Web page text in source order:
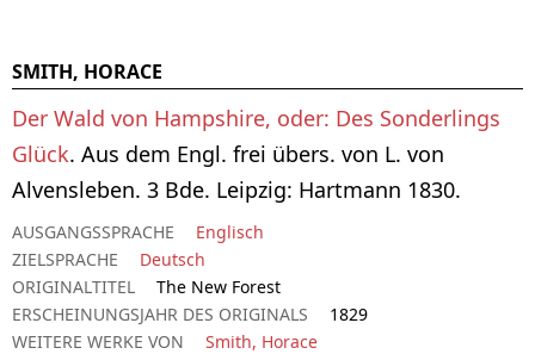
SMITH, HORACE
Der Wald von Hampshire, oder: Des Sonderlings
Glück. Aus dem Engl. frei übers. von L. von
Alvensleben. 3 Bde. Leipzig: Hartmann 1830.
AUSGANGSSPRACHE
Englisch
ZIELSPRACHE
Deutsch
ORIGINALTITEL
The New Forest
ERSCHEINUNGSJAHR DES ORIGINALS
1829
WEITERE WERKE VON
Smith, Horace